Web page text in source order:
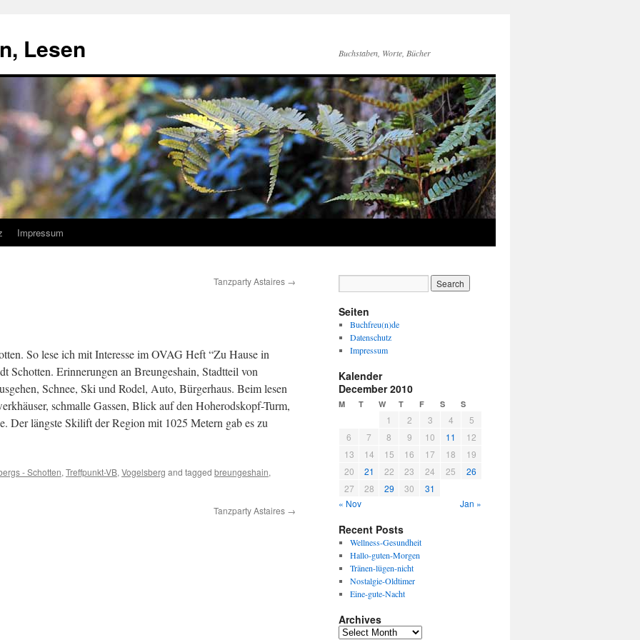
Lesen Buchstaben, Worte, Bücher
Impressum
Tanzparty Astaires →
So lese ich mit Interesse im OVAG Heft “Zu Hause in
Schotten. Erinnerungen an Breungeshain, Stadtteil von
Schnee, Ski und Rodel, Auto, Bürgerhaus. Beim lesen
schmalle Gassen, Blick auf den Hoherodskopf-Turm,
Der längste Skilift der Region mit 1025 Metern gab es zu
- Schotten, Treffpunkt-VB, Vogelsberg and tagged breungeshain,
Tanzparty Astaires →
Seiten
Buchfreu(n)de
Datenschutz
Impressum
Kalender
December 2010
M T W T F S S
1 2 3 4
5
6
7 8 9 10 11
12
13
14 15 16 17 18
19
20
21 22 23 24 25
26
27
28 29 30
31
« Nov
Jan »
Recent Posts
Wellness-Gesundheit
Hallo-guten-Morgen
Tränen-lügen-nicht
Nostalgie-Oldtimer
Eine-gute-Nacht
Archives
A